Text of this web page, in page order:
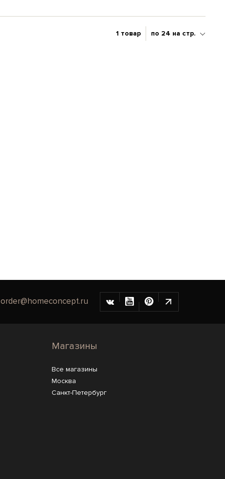
1 товар по 24 на стр.
order@homeconcept.ru
Магазины
Все магазины
Москва
Санкт-Петербург